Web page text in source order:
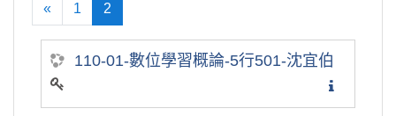
«
向前
1
2
(current)
110-01-數位學習概論-5行501-沈宜伯